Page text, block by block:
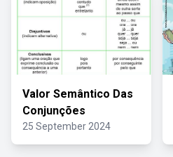
Valor Semântico Das
Conjunções
25 September 2024